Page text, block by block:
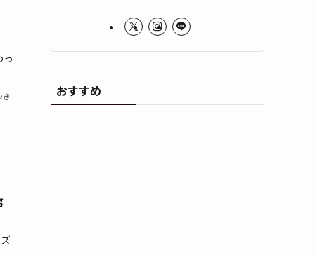
き おすすめ